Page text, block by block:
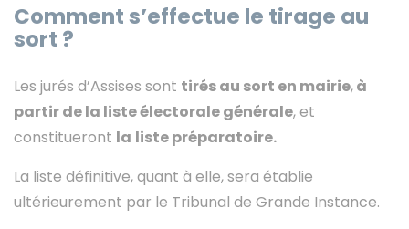
Comment s’effectue le tirage au
sort ?
Les jurés d’Assises sont tirés au sort en mairie,à
partir de la liste électorale générale, et
constitueront la liste préparatoire.
La liste définitive, quant à elle, sera établie
ultérieurement par le Tribunal de Grande Instance.